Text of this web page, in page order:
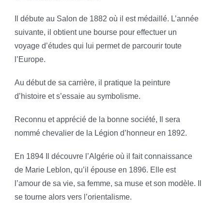
Il débute au Salon de 1882 où il est médaillé. L’année
suivante, il obtient une bourse pour effectuer un
voyage d’études qui lui permet de parcourir toute
l’Europe.
Au début de sa carrière, il pratique la peinture
d’histoire et s’essaie au symbolisme.
Reconnu et apprécié de la bonne société, Il sera
nommé chevalier de la Légion d’honneur en 1892.
En 1894 Il découvre l’Algérie où il fait connaissance
de Marie Leblon, qu’il épouse en 1896. Elle est
l’amour de sa vie, sa femme, sa muse et son modèle. Il
se tourne alors vers l’orientalisme.